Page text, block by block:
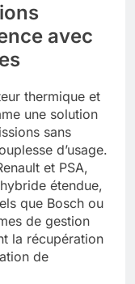
avec
thermique et
une solution
sans
d’usage.
et PSA,
étendue,
que Bosch ou
de gestion
la récupération
de